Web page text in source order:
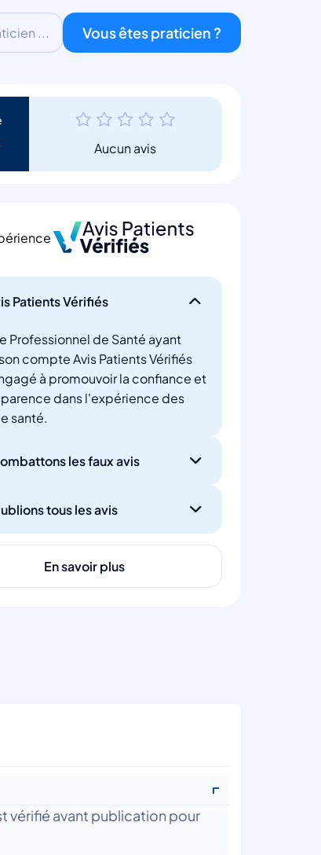
... Vous êtes praticien ?
Aucun avis
Patients Vérifiés
Professionnel de Santé ayant
compte Avis Patients Vérifiés
à promouvoir la confiance et
dans l'expérience des
santé.
les faux avis
tous les avis
En savoir plus
vérifié avant publication pour